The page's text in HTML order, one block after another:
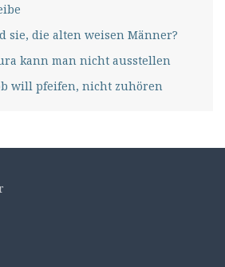
sie, die alten weisen Männer?
kann man nicht ausstellen
will pfeifen, nicht zuhören